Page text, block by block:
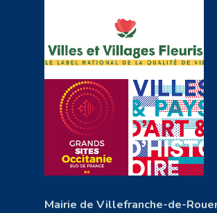
Mairie de Villefranche-de-